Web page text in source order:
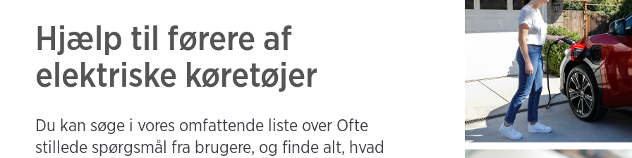
Hjælp til førere af
elektriske køretøjer
Du kan søge i vores omfattende liste over Ofte
stillede spørgsmål fra brugere, og finde alt, hvad